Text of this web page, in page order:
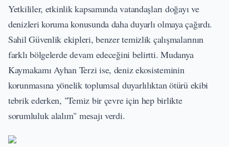
Yetkililer, etkinlik kapsamında vatandaşları doğayı ve
denizleri koruma konusunda daha duyarlı olmaya çağırdı.
Sahil Güvenlik ekipleri, benzer temizlik çalışmalarının
farklı bölgelerde devam edeceğini belirtti. Mudanya
Kaymakamı Ayhan Terzi ise, deniz ekosisteminin
korunmasına yönelik toplumsal duyarlılıktan ötürü ekibi
tebrik ederken, "Temiz bir çevre için hep birlikte
sorumluluk alalım" mesajı verdi.